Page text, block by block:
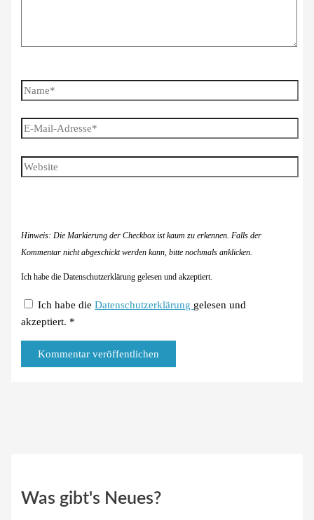
Name*
E-
Mail-
Adresse*
Website
Hinweis: Die Markierung der Checkbox ist kaum zu erkennen. Falls der
Kommentar nicht abgeschickt werden kann, bitte nochmals anklicken.
Ich habe die Datenschutzerklärung gelesen und akzeptiert.
Ich habe dieDatenschutzerklärung gelesen und
akzeptiert. *
Was gibt's Neues?